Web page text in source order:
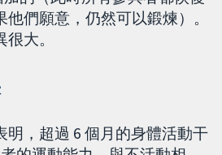
們願意，仍然可以鍛煉）。
大。
明，超過 6 個月的身體活動干